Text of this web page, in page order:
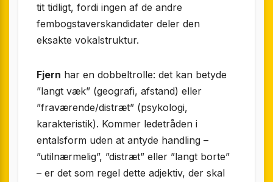
tit tidligt, fordi ingen af de andre
fembogstaverskandidater deler den
eksakte vokalstruktur.
Fjern har en dobbeltrolle: det kan betyde
”langt væk” (geografi, afstand) eller
”fraværende/distræt” (psykologi,
karakteristik). Kommer ledetråden i
entalsform uden at antyde handling –
”utilnærmelig”, ”distræt” eller ”langt borte”
– er det som regel dette adjektiv, der skal